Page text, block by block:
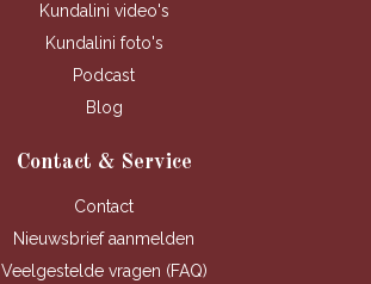
Kundalini video's
Kundalini foto's
Podcast
Blog
Contact & Service
Contact
Nieuwsbrief aanmelden
Veelgestelde vragen (FAQ)